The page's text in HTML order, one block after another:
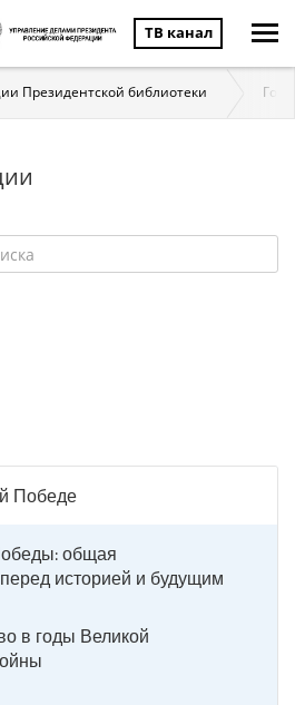
ТВ канал
Президентской библиотеки
Победе
общая
историей и будущим
в годы Великой